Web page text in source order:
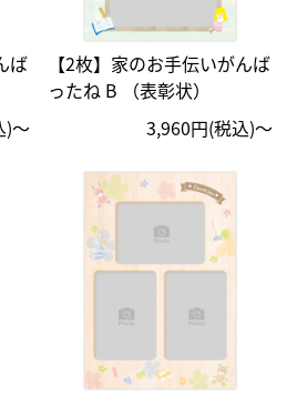
ば
)〜
【2枚】家のお手伝いがんば
ったね B （表彰状）
3,960円(税込)〜